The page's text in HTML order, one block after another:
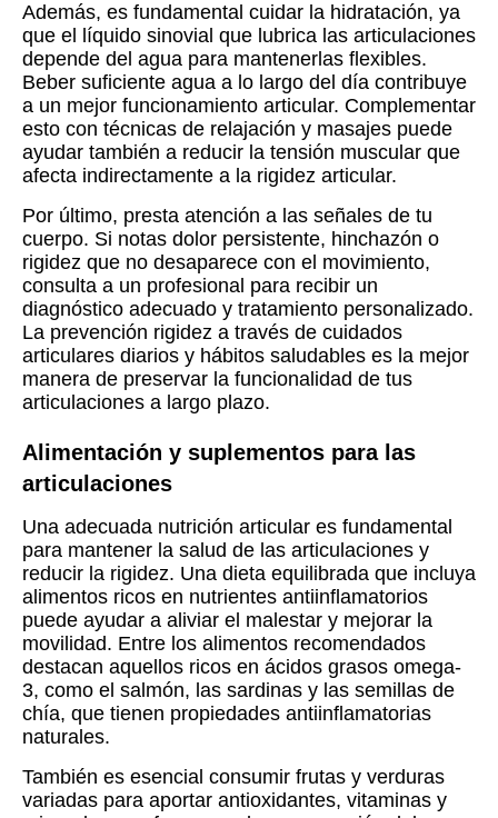
Además, es fundamental cuidar la hidratación, ya
que el líquido sinovial que lubrica las articulaciones
depende del agua para mantenerlas flexibles.
Beber suficiente agua a lo largo del día contribuye
a un mejor funcionamiento articular. Complementar
esto con técnicas de relajación y masajes puede
ayudar también a reducir la tensión muscular que
afecta indirectamente a la rigidez articular.
Por último, presta atención a las señales de tu
cuerpo. Si notas dolor persistente, hinchazón o
rigidez que no desaparece con el movimiento,
consulta a un profesional para recibir un
diagnóstico adecuado y tratamiento personalizado.
La prevención rigidez a través de cuidados
articulares diarios y hábitos saludables es la mejor
manera de preservar la funcionalidad de tus
articulaciones a largo plazo.
Alimentación y suplementos para las
articulaciones
Una adecuada nutrición articular es fundamental
para mantener la salud de las articulaciones y
reducir la rigidez. Una dieta equilibrada que incluya
alimentos ricos en nutrientes antiinflamatorios
puede ayudar a aliviar el malestar y mejorar la
movilidad. Entre los alimentos recomendados
destacan aquellos ricos en ácidos grasos omega-
3, como el salmón, las sardinas y las semillas de
chía, que tienen propiedades antiinflamatorias
naturales.
También es esencial consumir frutas y verduras
variadas para aportar antioxidantes, vitaminas y